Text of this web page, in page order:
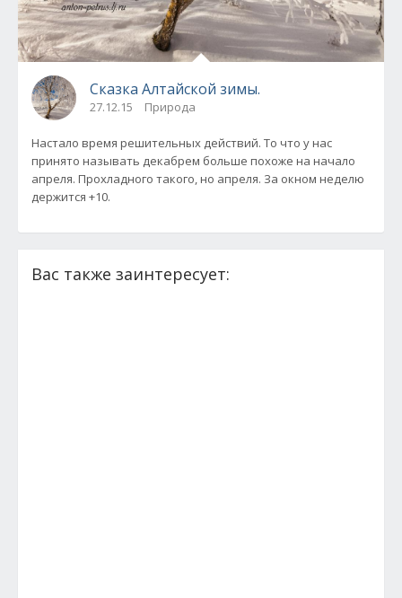
Сказка Алтайской зимы.
27.12.15 Природа
Настало время решительных действий. То что у нас
принято называть декабрем больше похоже на начало
апреля. Прохладного такого, но апреля. За окном неделю
держится +10.
Вас также заинтересует: